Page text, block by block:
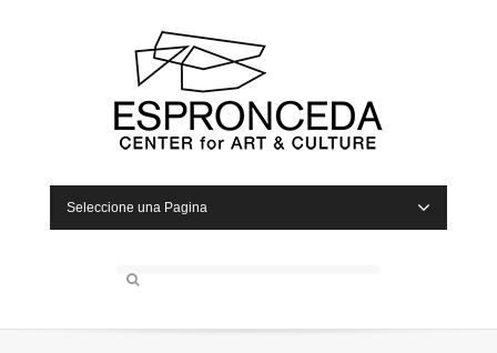
Seleccione una Pagina